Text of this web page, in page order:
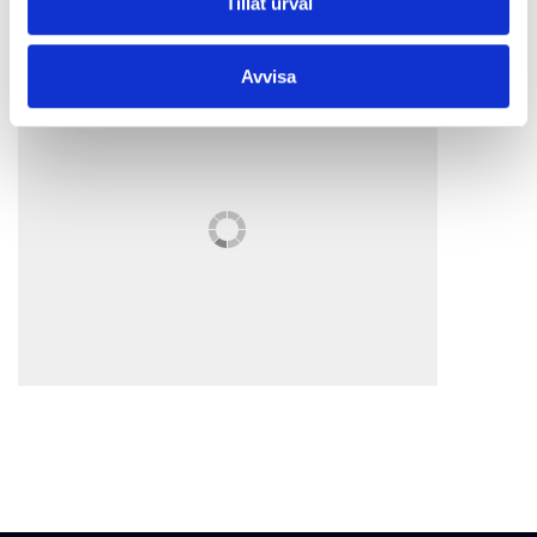
Avvisa
Vi förbehåller oss rätten att inte öppna tjänster vid eventuella
betalningsstörningar.